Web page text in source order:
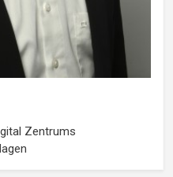
Zentrums